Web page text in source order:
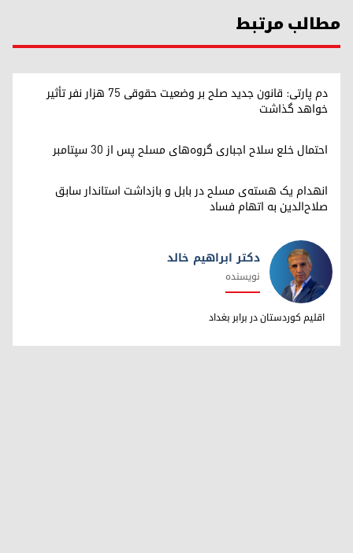
مطالب مرتبط
دم پارتی: قانون جدید صلح بر وضعیت حقوقی ۷۵ هزار نفر تأثیر
خواهد گذاشت
احتمال خلع سلاح اجباری گروه‌های مسلح پس از ۳۰ سپتامبر
انهدام یک هسته‌ی مسلح در بابل و بازداشت استاندار سابق
صلاح‌الدین به اتهام فساد
دکتر ابراهیم خالد
دکتر ابراهیم خالد
نویسنده
اقلیم کوردستان در برابر بغداد